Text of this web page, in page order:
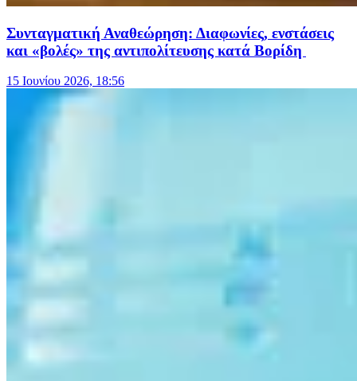
Συνταγματική Αναθεώρηση: Διαφωνίες, ενστάσεις
και «βολές» της αντιπολίτευσης κατά Βορίδη
15 Ιουνίου 2026, 18:56